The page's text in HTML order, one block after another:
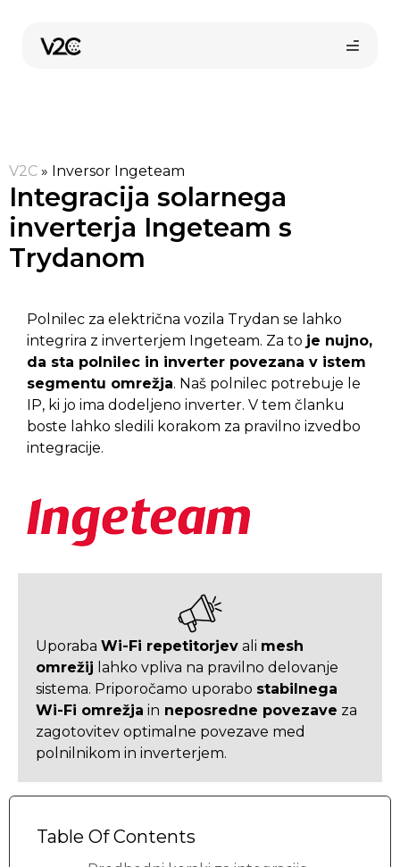
content
Kupi online
V2C » Inversor Ingeteam
Integracija solarnega
inverterja Ingeteam s
Trydanom
Polnilec za električna vozila Trydan se lahko
integrira z inverterjem Ingeteam. Za to je nujno,
da sta polnilec in inverter povezana v istem
segmentu omrežja. Naš polnilec potrebuje le
IP, ki jo ima dodeljeno inverter. V tem članku
boste lahko sledili korakom za pravilno izvedbo
integracije.
Uporaba Wi-Fi repetitorjev ali mesh
omrežij lahko vpliva na pravilno delovanje
sistema. Priporočamo uporabo stabilnega
Wi-Fi omrežja in neposredne povezave za
zagotovitev optimalne povezave med
polnilnikom in inverterjem.
Table Of Contents